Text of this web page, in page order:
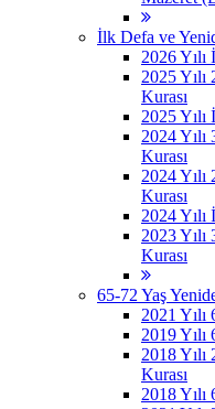
İlk Defa ve
2026
2025
Kurası
2025
2024
Kurası
2024
Kurası
2024
2023
Kurası
65-72 Yaş
2021 Yılı
2019 Yılı
2018
Kurası
2018 Yılı